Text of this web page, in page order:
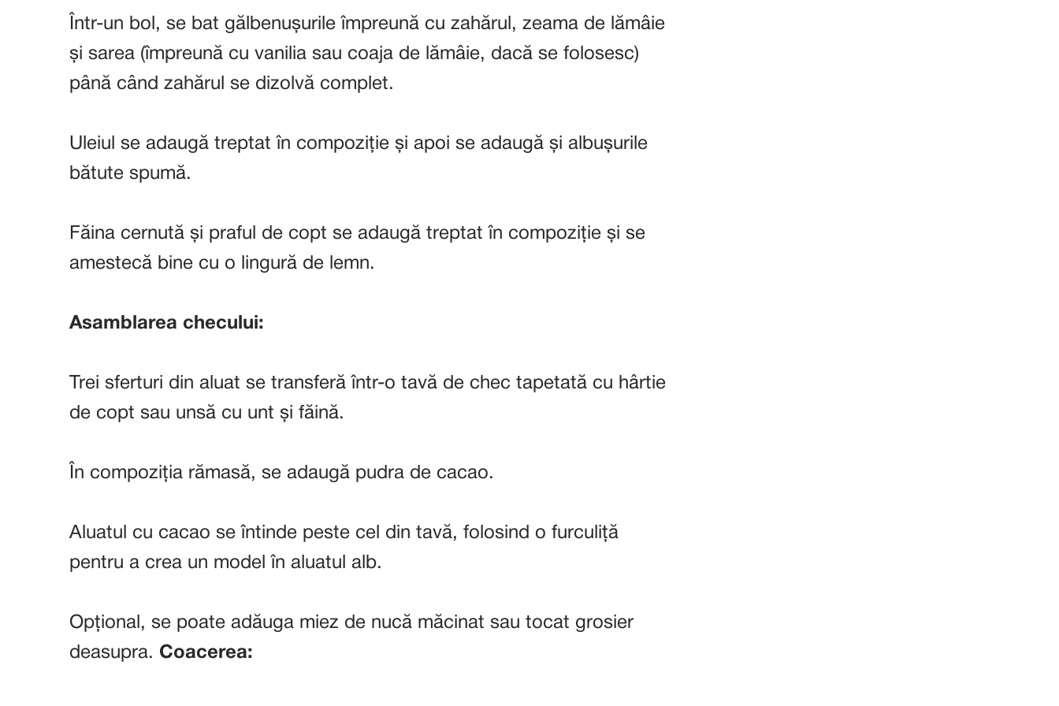
Într-un bol, se bat gălbenușurile împreună cu zahărul, zeama de lămâie
și sarea (împreună cu vanilia sau coaja de lămâie, dacă se folosesc)
până când zahărul se dizolvă complet.
Uleiul se adaugă treptat în compoziție și apoi se adaugă și albușurile
bătute spumă.
Făina cernută și praful de copt se adaugă treptat în compoziție și se
amestecă bine cu o lingură de lemn.
Asamblarea checului:
Trei sferturi din aluat se transferă într-o tavă de chec tapetată cu hârtie
de copt sau unsă cu unt și făină.
În compoziția rămasă, se adaugă pudra de cacao.
Aluatul cu cacao se întinde peste cel din tavă, folosind o furculiță
pentru a crea un model în aluatul alb.
Opțional, se poate adăuga miez de nucă măcinat sau tocat grosier
deasupra. Coacerea: